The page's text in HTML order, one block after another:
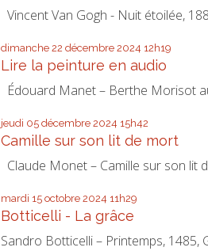
Vincent Van Gogh - Nuit étoilée,
dimanche 22 décembre 2024 12h19
Lire la peinture en audio
Édouard Manet – Berthe Morisot
jeudi 05 décembre 2024 15h42
Camille sur son lit de mort
Claude Monet – Camille sur son lit
mardi 15 octobre 2024 11h29
Botticelli - La grâce
Sandro Botticelli – Printemps, 1485,